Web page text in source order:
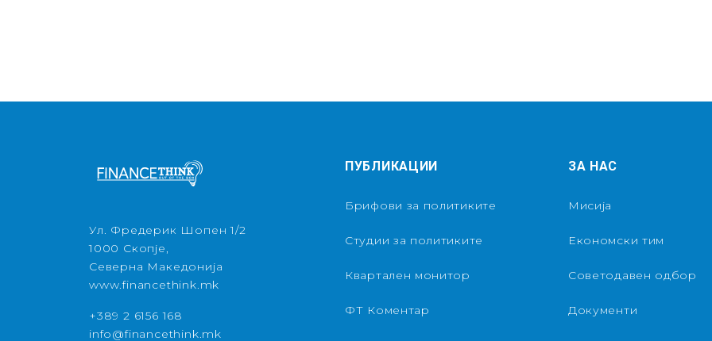
Ул. Фредерик Шопен 1/2
1000 Скопје,
Северна Македонија
www.financethink.mk
+389 2 6156 168
info@financethink.mk
ПУБЛИКАЦИИ
Брифови за политиките
Студии за политиките
Квартален монитор
ФТ Коментар
ЗА НАС
Мисија
Економски тим
Советодавен одбор
Документи